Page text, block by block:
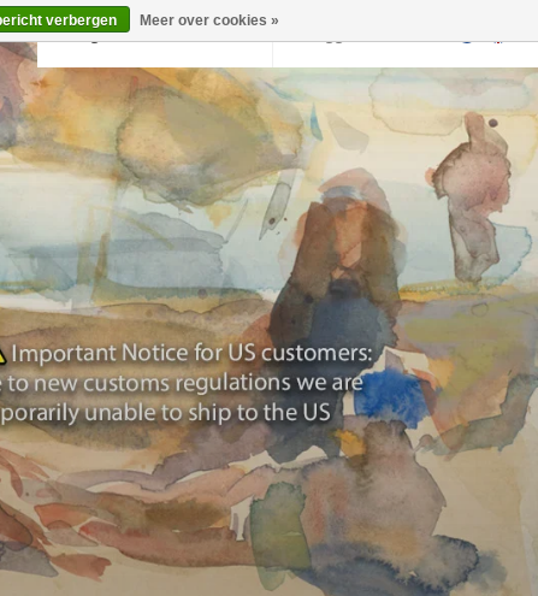
Terug naar krollermuller.nl
verbergen Meer over cookies »